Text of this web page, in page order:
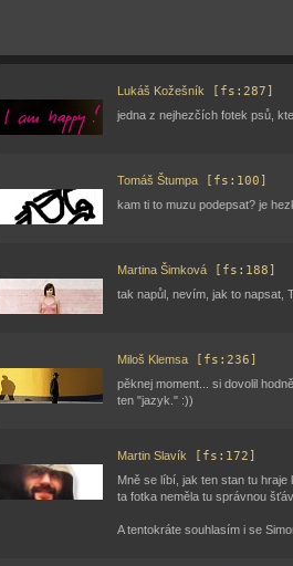
Lukáš Kožešník [fs:287]
jedna z nejhezčích fotek psů,
Tomáš Štumpa [fs:100]
kam ti to muzu podepsat? je
Martina Šimková [fs:188]
tak napůl, nevím, jak to napsat,
Miloš Klemsa [fs:236]
pěknej moment... si dovolil
ten "jazyk." :))
Martin Slavík [fs:172]
Mně se líbí, jak ten stan tu
ta fotka neměla tu správnou
A tentokráte souhlasím i se